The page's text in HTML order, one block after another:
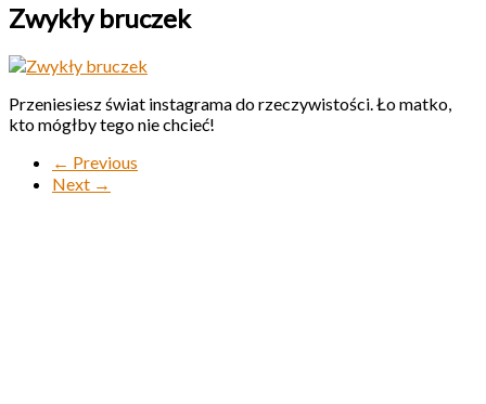
Zwykły bruczek
Przeniesiesz świat instagrama do rzeczywistości. Ło matko,
kto mógłby tego nie chcieć!
← Previous
Next →